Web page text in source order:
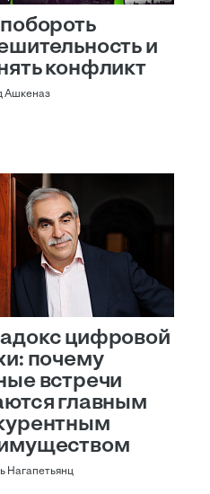
и
конфликт
Ашкеназ
цифровой
почему
встречи
главным
Нагапетьянц